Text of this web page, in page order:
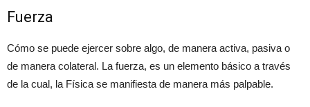
Fuerza
Cómo se puede ejercer sobre algo, de manera activa, pasiva o
de manera colateral. La fuerza, es un elemento básico a través
de la cual, la Física se manifiesta de manera más palpable.